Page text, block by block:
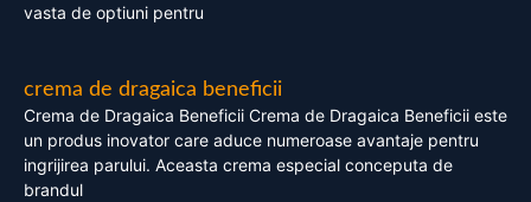
vasta de optiuni pentru
crema de dragaica beneficii
Crema de Dragaica Beneficii Crema de Dragaica Beneficii este
un produs inovator care aduce numeroase avantaje pentru
ingrijirea parului. Aceasta crema especial conceputa de
brandul